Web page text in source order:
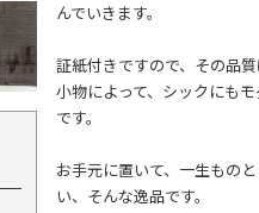
んでいきます。
証紙付きですので、その品
小物によって、シックにも
です。
お手元に置いて、一生もの
い、そんな逸品です。